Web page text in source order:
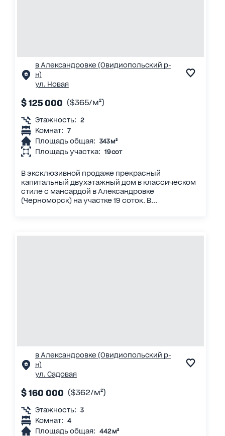
в Александровке (Овидиопольский р-
н)
ул. Новая
$ 125 000 ($365/м²)
Этажность: 2
Комнат: 7
Площадь общая: 343 м²
Площадь участка: 19 сот
В эксклюзивной продаже прекрасный
капитальный двухэтажный дом в классическом
стиле с мансардой в Александровке
(Черноморск) на участке 19 соток. В...
в Александровке (Овидиопольский р-
н)
ул. Садовая
$ 160 000 ($362/м²)
Этажность: 3
Комнат: 4
Площадь общая: 442 м²